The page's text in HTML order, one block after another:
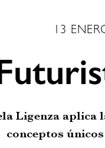
13
Ligenza aplica
conceptos